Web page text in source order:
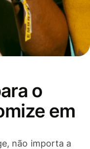
o
em
não importa a